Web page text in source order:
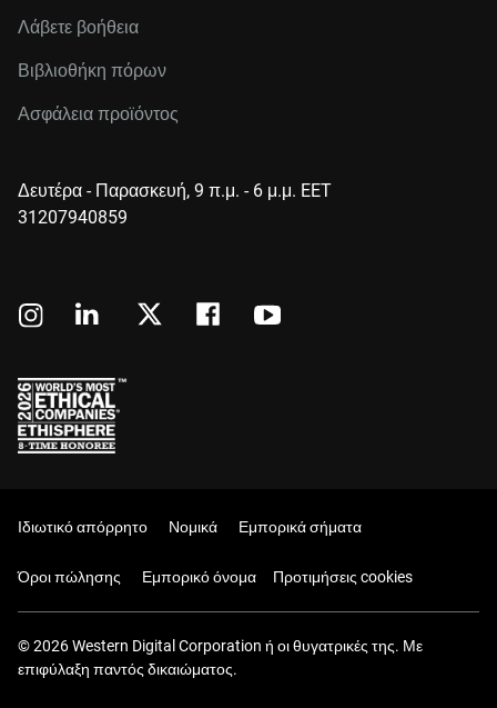
Λάβετε βοήθεια
Βιβλιοθήκη πόρων
Ασφάλεια προϊόντος
Δευτέρα - Παρασκευή, 9 π.μ. - 6 μ.μ. EET
31207940859
Ιδιωτικό απόρρητο Νομικά Εμπορικά σήματα
Όροι πώλησης Εμπορικό όνομα Προτιμήσεις cookies
© 2026 Western Digital Corporation ή οι θυγατρικές της. Με
επιφύλαξη παντός δικαιώματος.